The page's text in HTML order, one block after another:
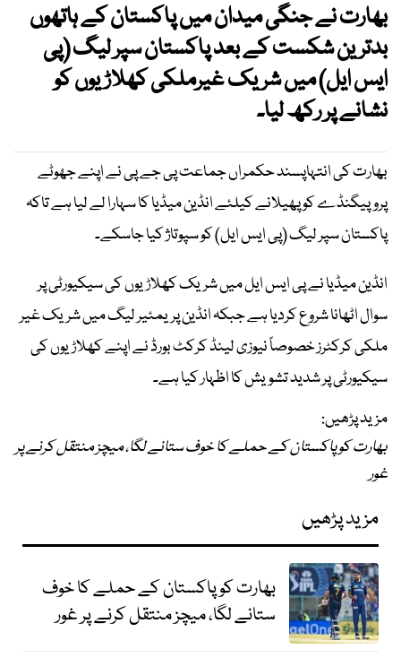
بھارت نے جنگی میدان میں پاکستان کے ہاتھوں
بدترین شکست کے بعد پاکستان سپر لیگ (پی
ایس ایل) میں شریک غیرملکی کھلاڑیوں کو
نشانے پر رکھ لیا۔
بھارت کی انتہاپسند حکمراں جماعت پی جے پی نے اپنے جھوٹے
پروپیگنڈے کو پھیلانے کیلئے انڈین میڈیا کا سہارا لے لیا ہے تاکہ
پاکستان سپر لیگ (پی ایس ایل) کو سپوتاژ کیا جاسکے۔
انڈین میڈیا نے پی ایس ایل میں شریک کھلاڑیوں کی سیکیورٹی پر
سوال اٹھانا شروع کردیا ہے جبکہ انڈین پریمئیر لیگ میں شریک غیر
ملکی کرکٹرز خصوصاً نیوزی لینڈ کرکٹ بورڈ نے اپنے کھلاڑیوں کی
سیکیورٹی پر شدید تشویش کا اظہار کیا ہے۔
مزید پڑھیں:
بھارت کو پاکستان کے حملے کا خوف ستانے لگا، میچز منتقل کرنے پر
غور
مزید پڑھیں
بھارت کو پاکستان کے حملے کا خوف
ستانے لگا، میچز منتقل کرنے پر غور